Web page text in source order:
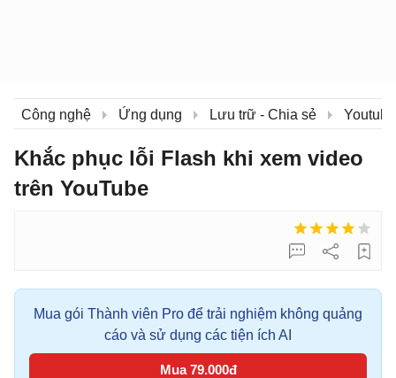
Công nghệ Ứng dụng Lưu trữ - Chia sẻ Youtube
Khắc phục lỗi Flash khi xem video
trên YouTube
Mua gói Thành viên Pro để trải nghiệm không quảng
cáo và sử dụng các tiện ích AI
Mua 79.000đ